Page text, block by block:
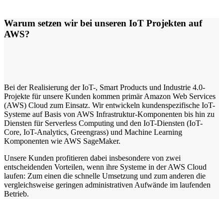
Warum setzen wir bei unseren IoT Projekten auf
AWS?
Bei der Realisierung der IoT-, Smart Products und Industrie 4.0-
Projekte für unsere Kunden kommen primär Amazon Web Services
(AWS) Cloud zum Einsatz. Wir entwickeln kundenspezifische IoT-
Systeme auf Basis von AWS Infrastruktur-Komponenten bis hin zu
Diensten für Serverless Computing und den IoT-Diensten (IoT-
Core, IoT-Analytics, Greengrass) und Machine Learning
Komponenten wie AWS SageMaker.
Unsere Kunden profitieren dabei insbesondere von zwei
entscheidenden Vorteilen, wenn ihre Systeme in der AWS Cloud
laufen: Zum einen die schnelle Umsetzung und zum anderen die
vergleichsweise geringen administrativen Aufwände im laufenden
Betrieb.